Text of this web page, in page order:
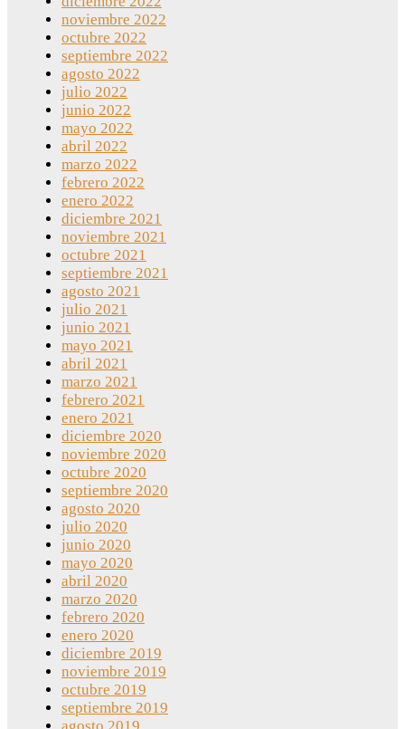
noviembre 2022
octubre 2022
septiembre 2022
agosto 2022
julio 2022
junio 2022
mayo 2022
abril 2022
marzo 2022
febrero 2022
enero 2022
diciembre 2021
noviembre 2021
octubre 2021
septiembre 2021
agosto 2021
julio 2021
junio 2021
mayo 2021
abril 2021
marzo 2021
febrero 2021
enero 2021
diciembre 2020
noviembre 2020
octubre 2020
septiembre 2020
agosto 2020
julio 2020
junio 2020
mayo 2020
abril 2020
marzo 2020
febrero 2020
enero 2020
diciembre 2019
noviembre 2019
octubre 2019
septiembre 2019